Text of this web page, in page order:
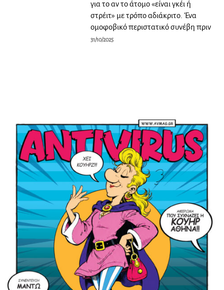
για το αν το άτομο «είναι γκέι ή
στρέιτ» με τρόπο αδιάκριτο. Ένα
ομοφοβικό περιστατικό συνέβη πριν
31/10/2025